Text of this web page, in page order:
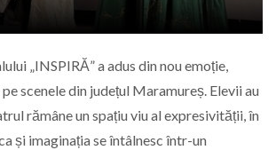
„INSPIRĂ” a adus din nou emoție,
scenele din județul Maramureș. Elevii au
rămâne un spațiu viu al expresivității, în
și imaginația se întâlnesc într-un